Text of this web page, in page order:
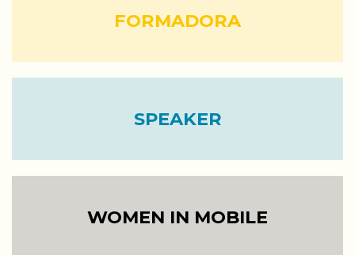
FORMADORA
SPEAKER
WOMEN IN MOBILE